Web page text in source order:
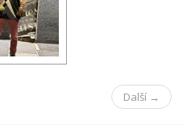
Další →